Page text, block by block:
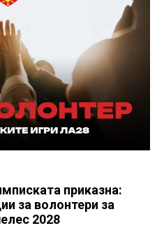
приказна:
за волонтери за
2028